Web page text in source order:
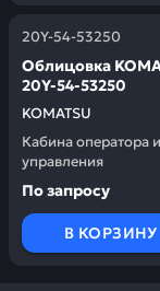
20Y-54-53250
KOMATSU
Облицовка
20Y-54-53250
Кабина оператора
управления
Заказывая
По запросу
В КОРЗИНУ